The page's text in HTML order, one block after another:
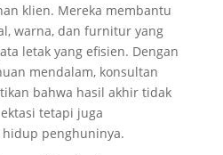
klien. Mereka membantu
warna, dan furnitur yang
letak yang efisien. Dengan
mendalam, konsultan
bahwa hasil akhir tidak
tetapi juga
penghuninya.